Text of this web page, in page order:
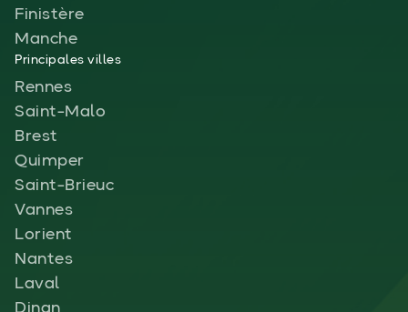
Finistère
Manche
Principales villes
Rennes
Saint-Malo
Brest
Quimper
Saint-Brieuc
Vannes
Lorient
Nantes
Laval
Dinan